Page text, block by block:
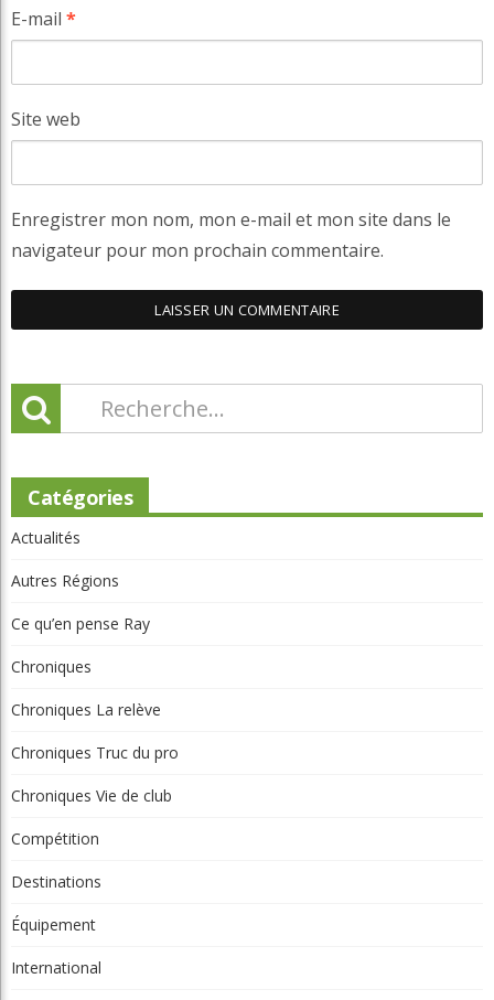
E-mail *
Site web
Enregistrer mon nom, mon e-mail et mon site dans le
navigateur pour mon prochain commentaire.
Catégories
Actualités
Autres Régions
Ce qu’en pense Ray
Chroniques
Chroniques La relève
Chroniques Truc du pro
Chroniques Vie de club
Compétition
Destinations
Équipement
International